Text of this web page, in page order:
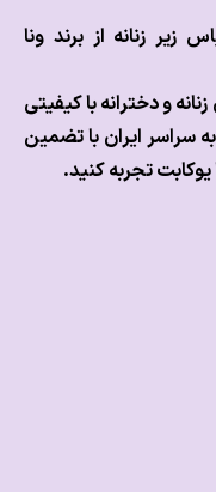
از برند ونا
با کیفیتی
ایران با تضمین
کنید.